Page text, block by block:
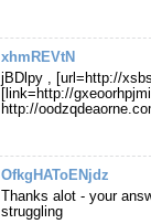
xhmREVtN
jBDlpy , [url=http://
[link=http://
http://
OfkgHAToENjdz
Thanks alot - your
struggling